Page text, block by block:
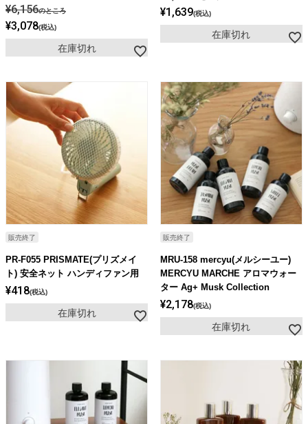
¥6,156のところ
¥3,078 税込
在庫切れ
¥1,639 税込
在庫切れ
販売終了
PR-F055 PRISMATE(プリズメイ
ト) 安全ネット ハンディファン用
¥418 税込
在庫切れ
販売終了
MRU-158 mercyu(メルシーユー)
MERCYU MARCHE アロマウォー
ター Ag+ Musk Collection
¥2,178 税込
在庫切れ